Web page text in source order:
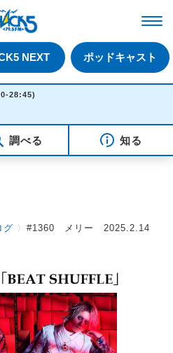
NEXT ポッドキャスト
28:45)
調べる 知る
グ 〉#1360 メリー 2025.2.14